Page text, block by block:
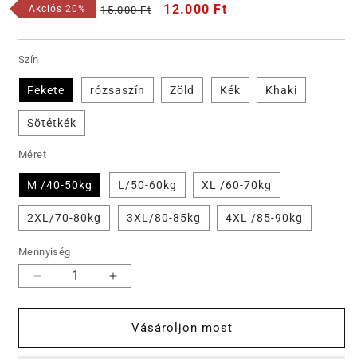
Akciós 20%
Normál
15.000 Ft
Akciós
12.000 Ft
Szín
Fekete rózsaszín Zöld Kék Khaki
Sötétkék
Méret
M /40-50kg L/50-60kg XL /60-70kg
2XL/70-80kg 3XL/80-85kg 4XL /85-90kg
Mennyiség
ruha
👗
nyomtatott
ruha
Vásároljon most